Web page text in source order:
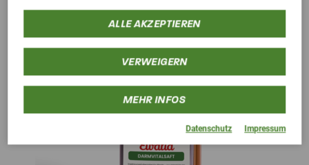
ALLE AKZEPTIEREN
VERWEIGERN
MEHR INFOS
Datenschutz Impressum